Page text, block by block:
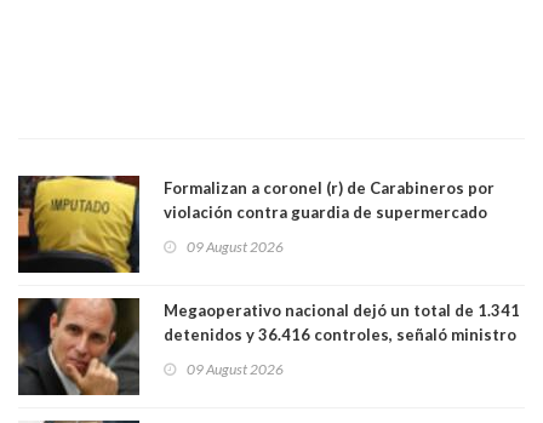
Formalizan a coronel (r) de Carabineros por
violación contra guardia de supermercado
09 August 2026
Megaoperativo nacional dejó un total de 1.341
detenidos y 36.416 controles, señaló ministro
09 August 2026